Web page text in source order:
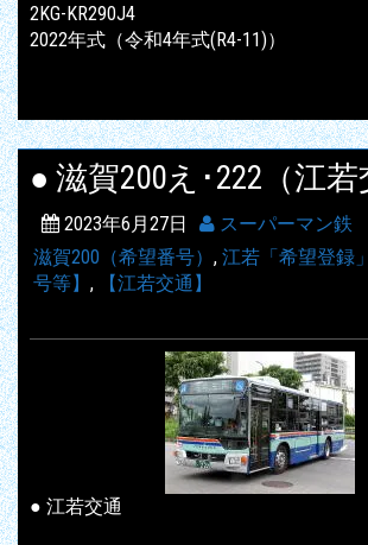
2KG-KR290J4
2022年式（令和4年式(R4-11)）
● 滋賀200え･222（江若
2023年6月27日
スーパーマン鉄
滋賀200（希望番号） , 江若「希望登録」
号等】 , 【江若交通】
● 江若交通